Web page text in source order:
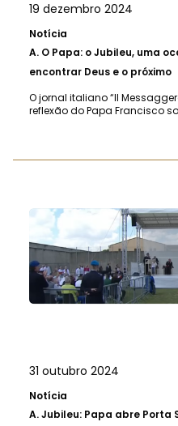
19 dezembro 2024
Notícia
A. O Papa: o Jubileu, uma
encontrar Deus e o próximo
O jornal italiano “Il
reflexão do Papa Francisco
31 outubro 2024
Notícia
A.Jubileu: Papa abre Porta